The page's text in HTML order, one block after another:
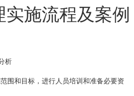
施流程及案例
析
围和目标，进行人员培训和准备必要资